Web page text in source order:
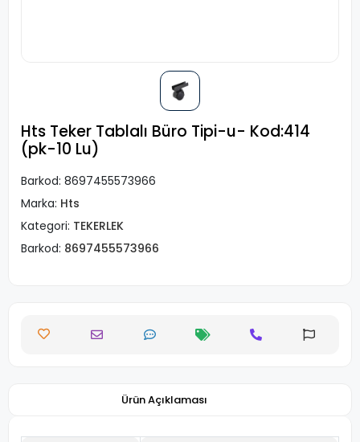
Hts Teker Tablalı Büro Tipi-u- Kod:414
(pk-10 Lu)
Barkod: 8697455573966
Marka: Hts
Kategori: TEKERLEK
Barkod: 8697455573966
Ürün Açıklaması